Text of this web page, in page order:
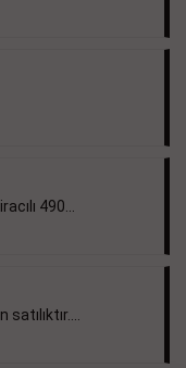
490...